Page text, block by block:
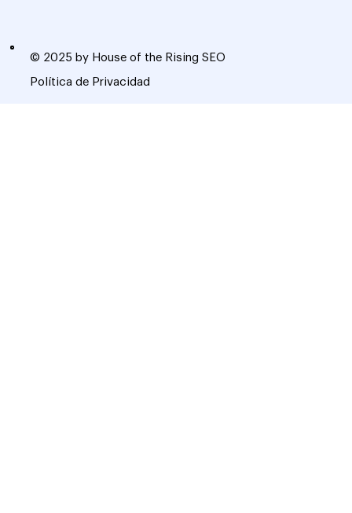
© 2025 by House of the Rising SEO
Política de Privacidad